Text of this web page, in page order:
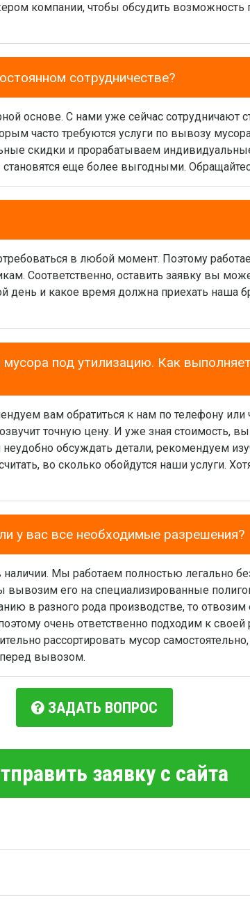
компании, чтобы обсудить возможность
сотрудничестве?
основе. С нами уже сейчас сотрудничают
часто требуются услуги по вывозу
скидки и прорабатываем
еще более выгодными.
в любой момент. Поэтому
Соответственно, оставить заявку вы
день и какое время должна приехать наша
под утилизацию. Как
вам обратиться к нам по телефону или
точную цену. И уже зная стоимость,
обсуждать детали, рекомендуем
во сколько обойдутся наши услуги.
у вас все необходимые разрешения?
Мы работаем полностью легально
вывозим его на специализированные
в разного рода производстве, то отвозим
очень ответственно подходим к
рассортировать мусор
перед вывозом.
ЗАДАТЬ ВОПРОС
заявку с сайта